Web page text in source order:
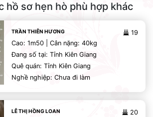
hồ sơ hẹn hò phù hợp khác
19
TRẦN THIÊN HƯƠNG
Cao: 1m50 | Cân nặng: 40kg
Đang số tại: Tỉnh Kiên Giang
Quê quán: Tỉnh Kiên Giang
Nghề nghiệp: Chưa đi làm
20
LÊ THỊ HỒNG LOAN